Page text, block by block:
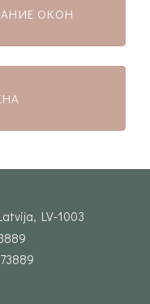
ОКОН
LV-1003